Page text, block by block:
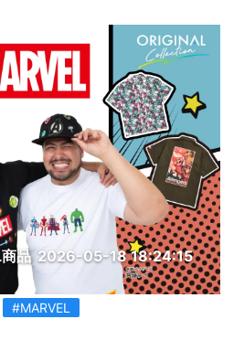
品 2026-05-18 18:24:15
#MARVEL